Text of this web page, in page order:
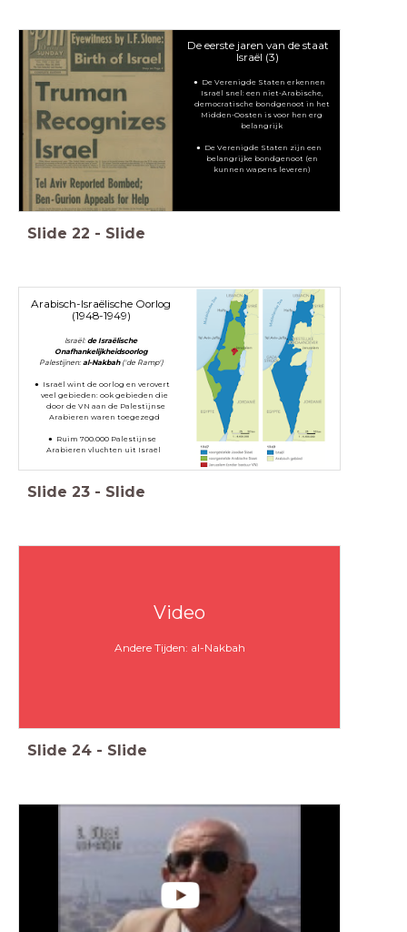
De eerste jaren van de staat
Israël (3)
De Verenigde Staten erkennen
Israël snel: een niet-Arabische,
democratische bondgenoot in het
Midden-Oosten is voor hen erg
belangrijk
De Verenigde Staten zijn een
belangrijke bondgenoot (en
kunnen wapens leveren)
Slide 22 - Slide
Arabisch-Israëlische Oorlog
(1948-1949)
Israël:de Israëlische
Onafhankelijkheidsoorlog
Palestijnen: al-Nakbah ('de Ramp')
Israël wint de oorlog en verovert
veel gebieden: ook gebieden die
door de VN aan de Palestijnse
Arabieren waren toegezegd
Ruim 700.000 Palestijnse
Arabieren vluchten uit Israël
Slide 23 - Slide
Video
Andere Tijden: al-Nakbah
Slide 24 - Slide